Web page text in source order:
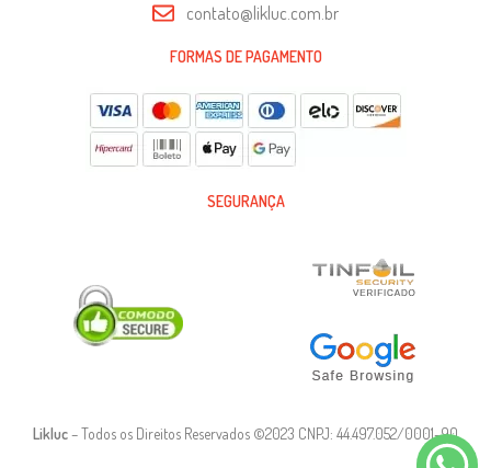
contato@likluc.com.br
FORMAS DE PAGAMENTO
SEGURANÇA
Likluc– Todos os Direitos Reservados ©2023 CNPJ: 44.497.052/0001-90